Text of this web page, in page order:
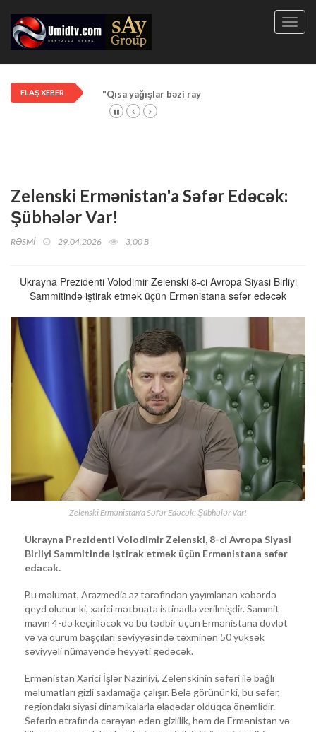
FLAŞ XEBER "Qısa yağışlar bəzi rayonlarda davam edir"
Zelenski Ermənistan'a Səfər Edəcək:
Şübhələr Var!
RƏSMİ 29.04.2026 3,00 B
Ukrayna Prezidenti Volodimir Zelenski 8-ci Avropa Siyasi Birliyi
Sammitində iştirak etmək üçün Ermənistana səfər edəcək
Zelenski Ermənistan'a Səfər Edəcək: Şübhələr Var!
Ukrayna Prezidenti Volodimir Zelenski, 8-ci Avropa Siyasi
Birliyi Sammitində iştirak etmək üçün Ermənistana səfər
edəcək.
Bu məlumat, Arazmedia.az tərəfindən yayımlanan xəbərdə
qeyd olunur ki, xarici mətbuata istinadla verilmişdir. Sammit
mayın 4-də keçiriləcək və bu tədbir üçün Ermənistana dövlət
və ya qurum başçıları səviyyəsində təxminən 50 yüksək
səviyyəli nümayəndə heyyəti gedəcək.
Ermənistan Xarici İşlər Nazirliyi, Zelenskinin səfəri ilə bağlı
məlumatları gizli saxlamağa çalışır. Belə görünür ki, bu səfər,
regiondakı siyasi dinamikalarla əlaqədar olduqca önəmlidir.
Səfərin ətrafında cərəyan edən gizlilik, həm də Ermənistan və